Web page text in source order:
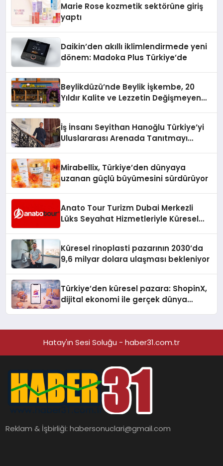
Marie Rose kozmetik sektörüne giriş
yaptı
Daikin’den akıllı iklimlendirmede yeni
dönem: Madoka Plus Türkiye’de
Beylikdüzü’nde Beylik İşkembe, 20
Yıldır Kalite ve Lezzetin Değişmeyen
İş İnsanı Seyithan Hanoğlu Türkiye’yi
Uluslararası Arenada Tanıtmayı
Mirabellix, Türkiye’den dünyaya
uzanan güçlü büyümesini sürdürüyor
Anato Tour Turizm Dubai Merkezli
Lüks Seyahat Hizmetleriyle Küresel
Küresel rinoplasti pazarının 2030’da
9,6 milyar dolara ulaşması bekleniyor
Türkiye’den küresel pazara: ShopinX,
dijital ekonomi ile gerçek dünya
Hatay'ın Sesi Soluğu - haber31.com.tr
Reklam & İşbirliği:habersonuclari@gmail.com